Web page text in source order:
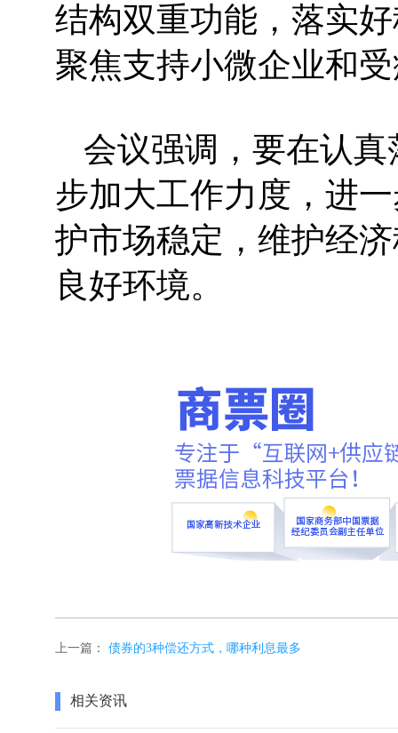
结构双重功能，落实
聚焦支持小微企业和
会议强调，要在认
步加大工作力度，进
护市场稳定，维护经
良好环境。
上一篇： 债券的3种偿还方式，哪种利息最多
相关资讯